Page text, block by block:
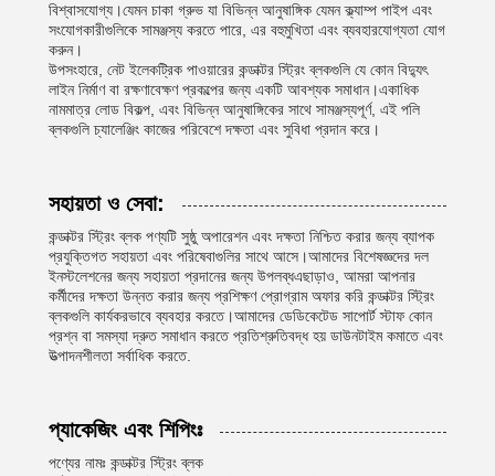
বিশ্বাসযোগ্য।যেমন চাকা গ্রুভ যা বিভিন্ন আনুষাঙ্গিক যেমন ক্ল্যাম্প পাইপ এবং
সংযোগকারীগুলিকে সামঞ্জস্য করতে পারে, এর বহুমুখিতা এবং ব্যবহারযোগ্যতা যোগ
করুন।
উপসংহারে, নেট ইলেকট্রিক পাওয়ারের কন্ডাক্টর স্ট্রিং ব্লকগুলি যে কোন বিদ্যুৎ
লাইন নির্মাণ বা রক্ষণাবেক্ষণ প্রকল্পের জন্য একটি আবশ্যক সমাধান।একাধিক
নামমাত্র লোড বিকল্প, এবং বিভিন্ন আনুষাঙ্গিকের সাথে সামঞ্জস্যপূর্ণ, এই পলি
ব্লকগুলি চ্যালেঞ্জিং কাজের পরিবেশে দক্ষতা এবং সুবিধা প্রদান করে।
সহায়তা ও সেবা:
কন্ডাক্টর স্ট্রিং ব্লক পণ্যটি সুষ্ঠু অপারেশন এবং দক্ষতা নিশ্চিত করার জন্য ব্যাপক
প্রযুক্তিগত সহায়তা এবং পরিষেবাগুলির সাথে আসে।আমাদের বিশেষজ্ঞদের দল
ইনস্টলেশনের জন্য সহায়তা প্রদানের জন্য উপলব্ধএছাড়াও, আমরা আপনার
কর্মীদের দক্ষতা উন্নত করার জন্য প্রশিক্ষণ প্রোগ্রাম অফার করি কন্ডাক্টর স্ট্রিং
ব্লকগুলি কার্যকরভাবে ব্যবহার করতে।আমাদের ডেডিকেটেড সাপোর্ট স্টাফ কোন
প্রশ্ন বা সমস্যা দ্রুত সমাধান করতে প্রতিশ্রুতিবদ্ধ হয় ডাউনটাইম কমাতে এবং
উত্পাদনশীলতা সর্বাধিক করতে.
প্যাকেজিং এবং শিপিংঃ
পণ্যের নামঃ কন্ডাক্টর স্ট্রিং ব্লক